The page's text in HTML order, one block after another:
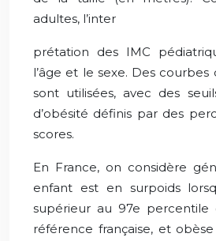
adultes, l’inter
prétation des IMC
l’âge et le sexe. Des courbes
sont utilisées, avec des
d’obésité définis par des
scores.
En France, on considère
enfant est en surpoids
supérieur au 97e
référence française, et obèse